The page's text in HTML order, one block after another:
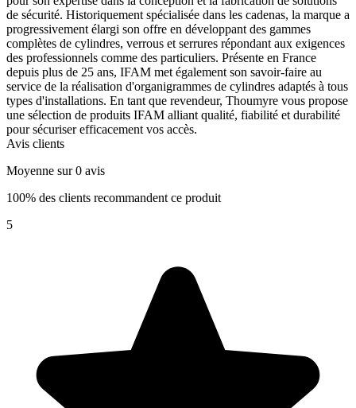
de sécurité. Historiquement spécialisée dans les cadenas, la marque a
progressivement élargi son offre en développant des gammes
complètes de cylindres, verrous et serrures répondant aux exigences
des professionnels comme des particuliers. Présente en France
depuis plus de 25 ans, IFAM met également son savoir-faire au
service de la réalisation d'organigrammes de cylindres adaptés à tous
types d'installations. En tant que revendeur, Thoumyre vous propose
une sélection de produits IFAM alliant qualité, fiabilité et durabilité
pour sécuriser efficacement vos accès.
Avis clients
Moyenne sur 0 avis
100% des clients recommandent ce produit
5